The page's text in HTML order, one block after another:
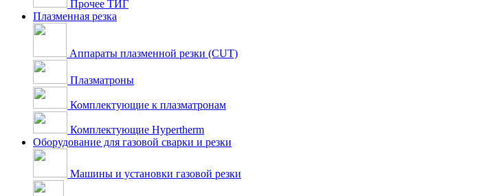
Прочее ТИГ
Плазменная резка
Аппараты плазменной резки (CUT)
Плазматроны
Комплектующие к плазматронам
Комплектующие Hypertherm
Оборудование для газовой сварки и резки
Машины и установки газовой резки